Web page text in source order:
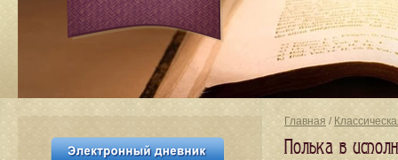
Главная /
Полька в